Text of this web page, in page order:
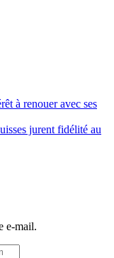
à renouer avec ses
jurent fidélité au
e-mail.